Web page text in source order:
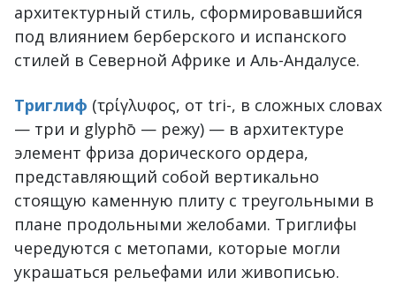
архитектурный стиль, сформировавшийся
под влиянием берберского и испанского
стилей в Северной Африке и Аль-Андалусе.
Триглиф (τρίγλυφος, от tri-, в сложных словах
— три и glyphō — режу) — в архитектуре
элемент фриза дорического ордера,
представляющий собой вертикально
стоящую каменную плиту с треугольными в
плане продольными желобами. Триглифы
чередуются с метопами, которые могли
украшаться рельефами или живописью.